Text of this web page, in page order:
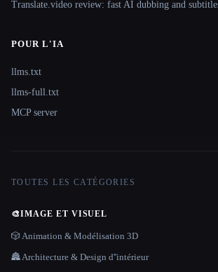
Translate.video review: fast AI dubbing and
POUR L'IA
llms.txt
llms-full.txt
MCP server
TOUTES LES CATÉGORIES
🎨IMAGE ET VISUEL
🎲 Animation & Modélisation 3D
🏯 Architecture & Design d''intérieur